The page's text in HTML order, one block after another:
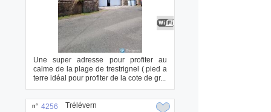
Une super adresse pour profiter au
calme de la plage de trestrignel ( pied a
terre idéal pour profiter de la cote de gr...
n° 4256
Trélévern